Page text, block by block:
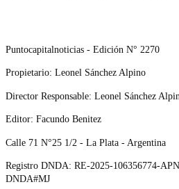
Puntocapitalnoticias - Edición N° 2270
Propietario: Leonel Sánchez Alpino
Director Responsable: Leonel Sánchez
Editor: Facundo Benitez
Calle 71 N°25 1/2 - La Plata - Argentina
Registro DNDA: RE-2025-106356774-
DNDA#MJ